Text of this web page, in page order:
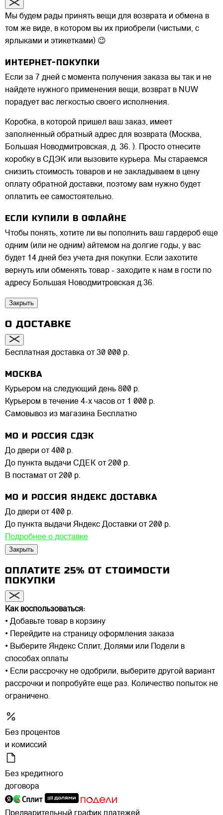
Мы будем рады принять вещи для возврата и обмена в
том же виде, в котором вы их приобрели (чистыми, с
ярлыками и этикетками) 😉
ИНТЕРНЕТ-ПОКУПКИ
Если за 7 дней с момента получения заказа вы так и не
найдете нужного применения вещи, возврат в NUW
порадует вас легкостью своего исполнения.
Коробка, в которой пришел ваш заказ, имеет
заполненный обратный адрес для возврата (Москва,
Большая Новодмитровская, д. 36. ). Просто отнесите
коробку в СДЭК или вызовите курьера. Мы стараемся
снизить стоимость товаров и не закладываем в цену
оплату обратной доставки, поэтому вам нужно будет
оплатить ее самостоятельно.
ЕСЛИ КУПИЛИ В ОФЛАЙНЕ
Чтобы понять, хотите ли вы пополнить ваш гардероб еще
одним (или не одним) айтемом на долгие годы, у вас
будет 14 дней без учета дня покупки. Если захотите
вернуть или обменять товар - заходите к нам в гости по
адресу Большая Новодмитровская д.36.
Закрыть
О ДОСТАВКЕ
Бесплатная доставка от 30 000 р.
МОСКВА
Курьером на следующий день 800 р.
Курьером в течение 4-х часов от 1 000 р.
Самовывоз из магазина Бесплатно
МО И РОССИЯ СДЭК
До двери от 400 р.
До пункта выдачи СДЕК от 200 р.
В постамат от 200 р.
МО И РОССИЯ ЯНДЕКС ДОСТАВКА
До двери от 400 р.
До пункта выдачи Яндекс Доставки от 200 р.
Подробнее о доставке
Закрыть
ОПЛАТИТЕ 25% ОТ СТОИМОСТИ
ПОКУПКИ
Как воспользоваться:
• Добавьте товар в корзину
• Перейдите на страницу оформления заказа
• Выберите Яндекс Сплит, Долями или Подели в
способах оплаты
• Если рассрочку не одобрили, выберите другой вариант
рассрочки и попробуйте еще раз. Количество попыток не
ограничено.
Без процентов
и комиссий
Без кредитного
договора
Предварительный график платежей